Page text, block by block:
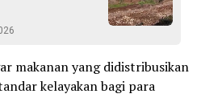
makanan yang didistribusikan
kelayakan bagi para